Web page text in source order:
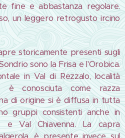
fine e abbastanza regolare.
un leggero retrogusto ircino
storicamente presenti sugli
sono la Frisa e l'Orobica.
in Val di Rezzalo, località
è conosciuta come razza
di origine si è diffusa in tutta
gruppi consistenti anche in
e Val Chiavenna. La capra